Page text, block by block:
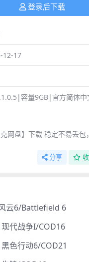
登录后下载
12-17
容量9GB|官方简体
网盘】下载 稳定不易丢包
分享
云6/Battlefield 6
代战争I/COD16
色行动6/COD21